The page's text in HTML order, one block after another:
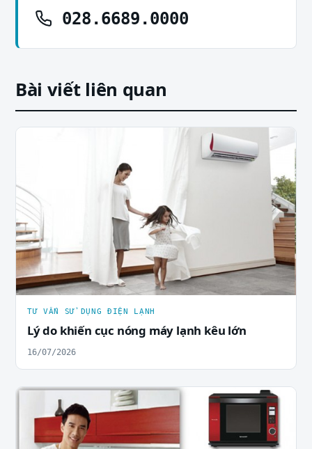
028.6689.0000
Bài viết liên quan
TƯ VẤN SỬ DỤNG ĐIỆN LẠNH
Lý do khiến cục nóng máy lạnh kêu lớn
16/07/2026